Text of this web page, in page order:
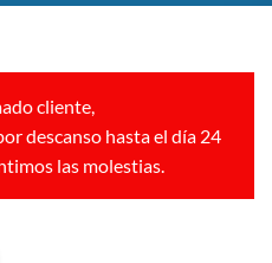
cliente,
descanso hasta el día 24
las molestias.